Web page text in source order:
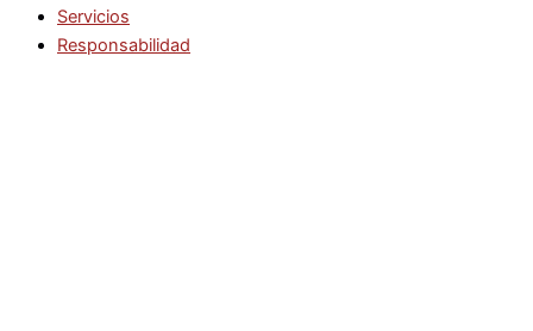
Servicios
Responsabilidad